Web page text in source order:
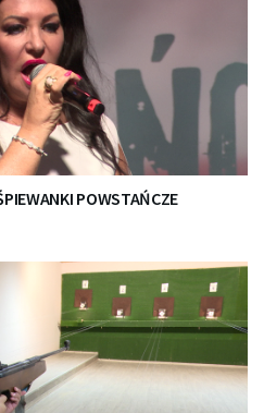
POWSTAŃCZE